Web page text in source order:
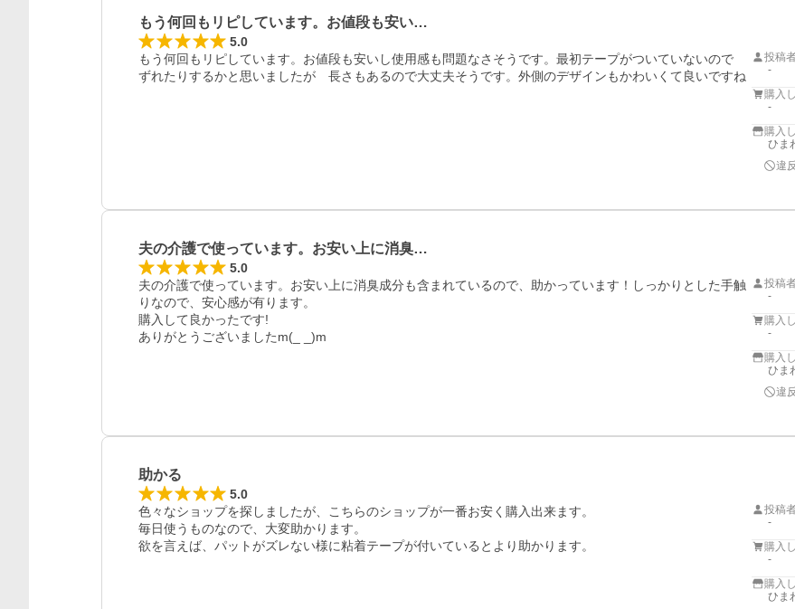
もう何回もリピしています。お値段も安い…
5.0
もう何回もリピしています。お値段も安いし使用感も問題なさそうです。最初テープがついていないので
ずれたりするかと思いましたが　長さもあるので大丈夫そうです。外側のデザインもかわいくて良いですね
投稿
-
購入
-
購入
ひま
違
夫の介護で使っています。お安い上に消臭…
5.0
夫の介護で使っています。お安い上に消臭成分も含まれているので、助かっています！しっかりとした手触
りなので、安心感が有ります。
購入して良かったです!
ありがとうございましたm(_ _)m
投稿
-
購入
-
購入
ひま
違
助かる
5.0
色々なショップを探しましたが、こちらのショップが一番お安く購入出来ます。
毎日使うものなので、大変助かります。
欲を言えば、パットがズレない様に粘着テープが付いているとより助かります。
投稿
-
購入
-
購入
ひま